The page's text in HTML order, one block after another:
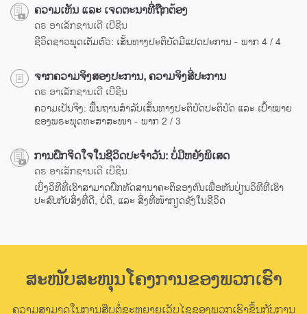
ຄວາມເຫັນ ແລະ ເຈດຕະນາທີ່ຖືກຕ້ອງ
ດຣ ອາເລັກຊານເດີ ເບີຊີນ
ຊີວິດຊາວພຸດເຕັມຕົວ: ເສັ້ນທາງປະຕິບັດມີແປດປະການ - ພາກ 4 / 4
ຈາກຄວາມຈິງສອງປະການ, ຄວາມຈິງສີ່ປະການ
ດຣ ອາເລັກຊານເດີ ເບີຊີນ
ຄວາມເປັນຈິງ: ພື້ນຖານສຳລັບເສັ້ນທາງປະຕິບັດປະຕິບັດ ແລະ ເປົ້າໝາຍ
ຂອງພຣະພຸດທະສາສະໜາ - ພາກ 2 / 3
ການຝຶກຈິດໃຈໃນຊີວິດປະຈຳວັນ: ບໍ່ມີຫຍັງພິເສດ
ດຣ ອາເລັກຊານເດີ ເບີຊີນ
ເບິ່ງວິທີທີ່ເຮົາສາມາດຝຶກທັດສານາຄະຕິຂອງຕົນເພື່ອຫັນປ່ຽນວິທີທີ່ເຮົາ
ປະສົບກັບສິ່ງທີ່ດີ, ບໍ່ດີ, ແລະ ສິ່ງທີ່ໜ້າກຽດຊັງໃນຊີວິດ
ສະໜັບສະໜຸນໂຄງການຂອງພວກເຮົາ
ຄວາມສາມາດໃນການສືບຕໍ່ຂະຫຍາຍເວັບໄຊຂອງພວກເຮົາຂຶ້ນກັບການ